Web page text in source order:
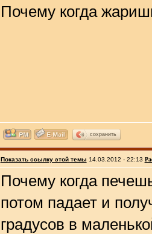
Почему когда
сохранить
Показать ссылку этой темы 14.03.2012 - 22:13
Почему когда
потом падает и
градусов в